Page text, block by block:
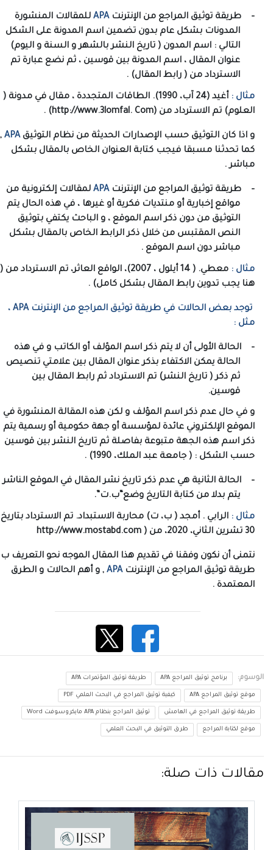
طريقة توثيق المراجع من الإنترنتAPA للمقالات المنشورة
المدونات بشكل عام بدون تضمين اسم المدونة على الشكل
التالي : اسم المدون ( تاريخ النشر بالشهر و السنة و اليوم)
عنوان المقال ، اسم المدونة بين قوسين ، ثم نضع عبارة تم
الاسترداد من ( رابط المقال) .
مثال :
أغيد (24 آب، 1990). الطاقات المتجددة ، مقال في مدونة (
العلوم) تم الاسترداد من (http://www.3lomfal. Com
) .
و اذا كان التوثيق حسب الإصدارات الحديثة من نظام التوثيقAPA
,
كما تحدثنا مسبقا فيجب كتابة العنوان الخاص بالمقال بشكل
مباشر .
طريقة توثيق المراجع من الإنترنتAPA لمقالات إلكترونية من
مواقع إخبارية أو منتديات فكرية أو غيرها ، في هذه الحال يتم
التوثيق من دون ذكر اسم الموقع ، و الباحث يكتفي بتوثيق
النص المقتبس من خلال ذكر الرابط الخاص بالمقال بشكل
مباشر دون اسم الموقع .
مثال :
معطي. ( 14 أيلول ، 2007)، الواقع العاثر، تم الاسترداد من (
هنا يجب تدوين رابط المقال بشكل كامل) .
توجد بعض الحالات في طريقة توثيق المراجع من الإنترنتAPA ،
مثل :
الحالة الأولى أن لا يتم ذكر اسم المؤلف أو الكاتب و في هذه
الحالة يمكن الاكتفاء بذكر عنوان المقال بين علامتي تنصيص
ثم ذكر ( تاريخ النشر) تم الاسترداد ثم رابط المقال بين
قوسين.
و في حال عدم ذكر اسم المؤلف و لكن هذه المقالة المنشورة في
الموقع الإلكتروني عائدة لمؤسسة أو جهة حكومية أو رسمية يتم
ذكر اسم هذه الجهة متبوعة بفاصلة ثم تاريخ النشر بين قوسين
حسب الشكل : ( جامعة عبد الملك، 1990) .
الحالة الثانية هي عدم ذكر تاريخ نشر المقال في الموقع الناشر
يتم بدلا من كتابة التاريخ وضع“ب.ت”.
مثال :الرابي . أمجد ( ب، ت) محاربة الاستبداد. تم الاسترداد بتاريخ
30 تشرين الثاني، 2020، من (
http://www.mostabd.com
نتمنى أن نكون وفقنا في تقديم هذا المقال الموجه نحو التعريف ب
طريقة توثيق المراجع من الإنترنتAPA, و أهم الحالات و الطرق
المعتمدة .
الوسوم: برنامج توثيق المراجع APA طريقة توثيق المؤتمرات APA
موقع توثيق المراجع APA كيفية توثيق المراجع في البحث العلمي PDF
طريقة توثيق المراجع في الهامش توثيق المراجع بنظام APA مايكروسوفت Word
موقع لكتابة المراجع طرق التوثيق في البحث العلمي
مقالات ذات صلة: